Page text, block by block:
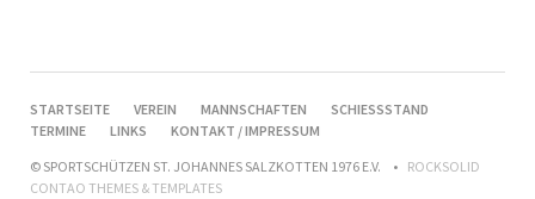
NAVIGATION
ÜBERSPRINGEN
STARTSEITE VEREIN MANNSCHAFTEN
SCHIESSSTAND
TERMINE
LINKS
KONTAKT / IMPRESSUM
© SPORTSCHÜTZEN ST. JOHANNES SALZKOTTEN 1976 E.V.
ROCKSOLID
CONTAO THEMES & TEMPLATES